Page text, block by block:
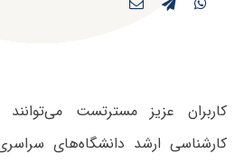
کاربران عزیز مسترتست
کارشناسی ارشد دانشگاه‌های